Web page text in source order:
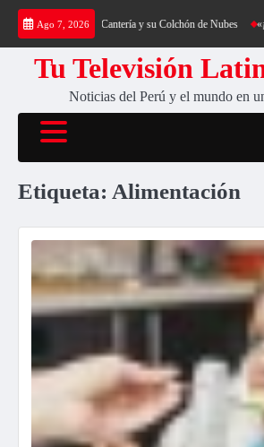
Saltar
contenido
Ago 7, 2026
Trekking al Cerro Cantería y su Colchón de Nubes
Tu Televisión
Noticias del Perú y el mundo en
Etiqueta: Alimentación